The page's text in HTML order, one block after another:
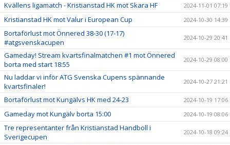
Kvällens ligamatch - Kristianstad HK mot Skara HF 2024-11-01 07:19
Kristianstad HK mot Valur i European Cup 2024-10-30 14:39
Bortaförlust mot Önnered 38-30 (17-17)
#atgsvenskacupen
2024-10-29 20:41
Gameday! Stream kvartsfinalmatchen #1 mot Önnered
borta med start 18:55
2024-10-29 08:00
Nu laddar vi inför ATG Svenska Cupens spännande
kvartsfinaler!
2024-10-27 21:21
Bortaförlust mot Kungälvs HK med 24-23 2024-10-19 17:06
Gameday mot Kungälv borta 15:00 2024-10-19 08:06
Tre representanter från Kristianstad Handboll i
Sverigecupen
2024-10-18 09:24